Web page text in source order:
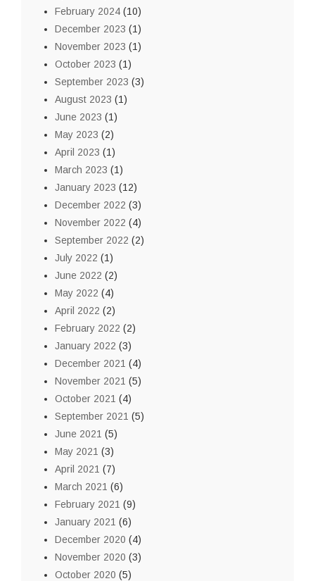
February 2024(10)
December 2023 (1)
November 2023 (1)
October 2023 (1)
September 2023 (3)
August 2023 (1)
June 2023 (1)
May 2023 (2)
April 2023 (1)
March 2023 (1)
January 2023 (12)
December 2022 (3)
November 2022 (4)
September 2022 (2)
July 2022 (1)
June 2022 (2)
May 2022 (4)
April 2022 (2)
February 2022 (2)
January 2022 (3)
December 2021 (4)
November 2021 (5)
October 2021 (4)
September 2021 (5)
June 2021 (5)
May 2021 (3)
April 2021 (7)
March 2021 (6)
February 2021 (9)
January 2021 (6)
December 2020 (4)
November 2020 (3)
October 2020 (5)